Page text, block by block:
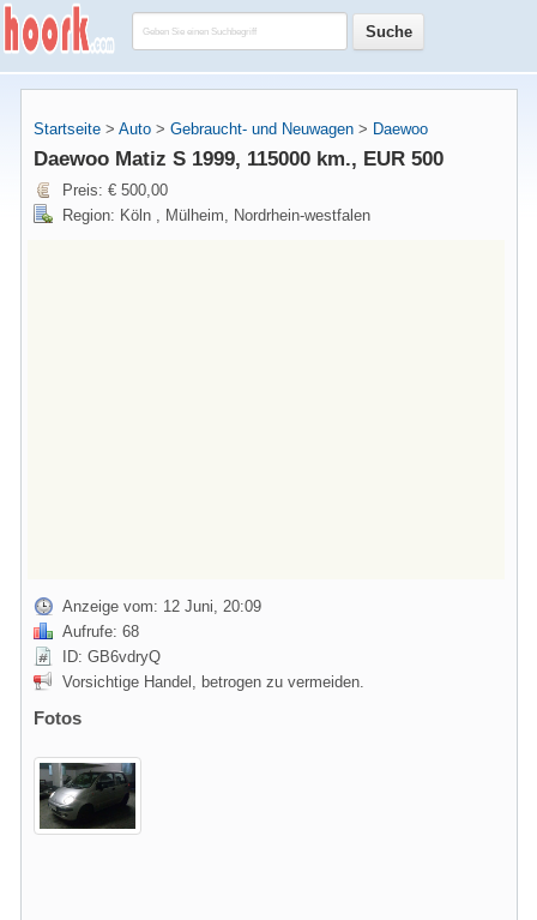
Startseite > Auto > Gebraucht- und Neuwagen > Daewoo
Daewoo Matiz S 1999, 115000 km., EUR 500
Preis: € 500,00
Region: Köln , Mülheim, Nordrhein-westfalen
Anzeige vom: 12 Juni, 20:09
Aufrufe: 68
ID: GB6vdryQ
Vorsichtige Handel, betrogen zu vermeiden.
Fotos